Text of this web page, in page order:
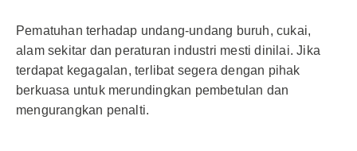
Pematuhan terhadap undang-undang buruh, cukai,
alam sekitar dan peraturan industri mesti dinilai. Jika
terdapat kegagalan, terlibat segera dengan pihak
berkuasa untuk merundingkan pembetulan dan
mengurangkan penalti.